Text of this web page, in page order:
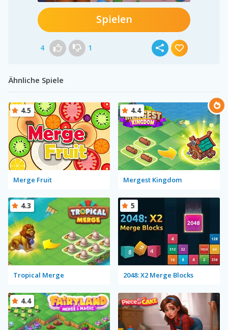
Spielen
4 1
Ähnliche Spiele
Merge Fruit
4.5
Mergest Kingdom
4.4
Tropical Merge
4.3
2048: X2 Merge Blocks
5
4.4